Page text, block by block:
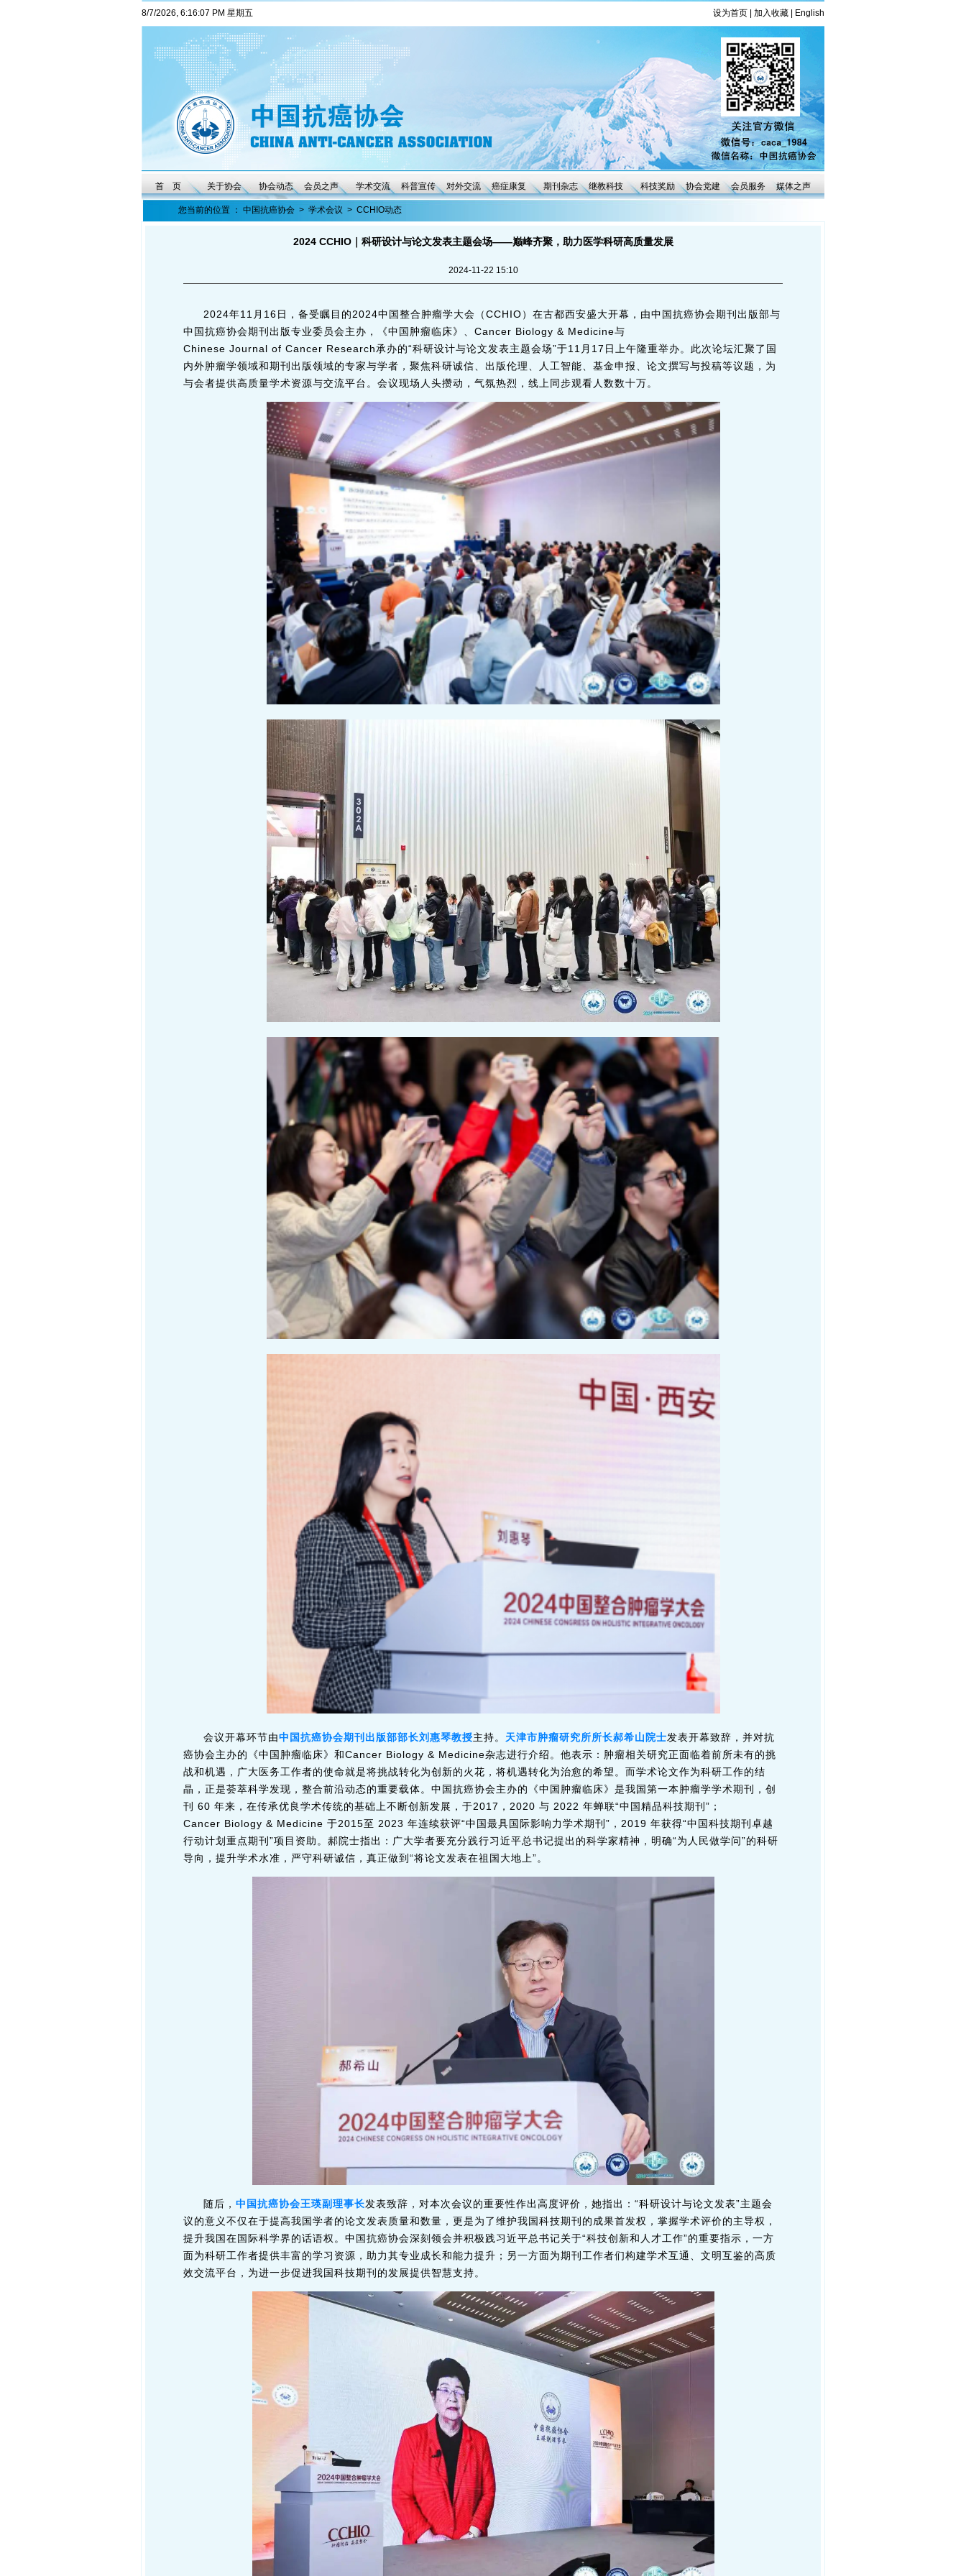
8/7/2026, 6:16:09 PM 星期五 设为首页 加入收藏 English
首 页 关于协会 协会动态 会员之声 学术交流 科普宣传 对外交流 癌症康复 期刊杂志 继教科技 科技奖励 协会党建 会员服务 媒体之声
您当前的位置 ： 中国抗癌协会 > 学术会议 > CCHIO动态
2024 CCHIO｜科研设计与论文发表主题会场——巅峰齐聚，助力医学科研高质量发展
2024-11-22 15:10
2024年11月16日，备受瞩目的2024中国整合肿瘤学大会（CCHIO）在古都西安盛大开幕，由中国抗癌协会期刊出版部与
中国抗癌协会期刊出版专业委员会主办，《中国肿瘤临床》、Cancer Biology & Medicine与
Chinese Journal of Cancer Research承办的“科研设计与论文发表主题会场”于11月17日上午隆重举办。此次论坛汇聚了国
内外肿瘤学领域和期刊出版领域的专家与学者，聚焦科研诚信、出版伦理、人工智能、基金申报、论文撰写与投稿等议题，为
与会者提供高质量学术资源与交流平台。会议现场人头攒动，气氛热烈，线上同步观看人数数十万。
会议开幕环节由中国抗癌协会期刊出版部部长刘惠琴教授主持。 天津市肿瘤研究所所长郝希山院士发表开幕致辞，并对抗
癌协会主办的《中国肿瘤临床》和Cancer Biology & Medicine杂志进行介绍。他表示：肿瘤相关研究正面临着前所未有的挑
战和机遇，广大医务工作者的使命就是将挑战转化为创新的火花，将机遇转化为治愈的希望。而学术论文作为科研工作的结
晶，正是荟萃科学发现，整合前沿动态的重要载体。中国抗癌协会主办的《中国肿瘤临床》是我国第一本肿瘤学学术期刊，创
刊 60 年来，在传承优良学术传统的基础上不断创新发展，于2017，2020 与 2022 年蝉联“中国精品科技期刊”；
Cancer Biology & Medicine 于2015至 2023 年连续获评“中国最具国际影响力学术期刊”，2019 年获得“中国科技期刊卓越
行动计划重点期刊”项目资助。郝院士指出：广大学者要充分践行习近平总书记提出的科学家精神，明确“为人民做学问”的科研
导向，提升学术水准，严守科研诚信，真正做到“将论文发表在祖国大地上”。
随后， 中国抗癌协会王瑛副理事长发表致辞，对本次会议的重要性作出高度评价，她指出：“科研设计与论文发表”主题会
议的意义不仅在于提高我国学者的论文发表质量和数量，更是为了维护我国科技期刊的成果首发权，掌握学术评价的主导权，
提升我国在国际科学界的话语权。中国抗癌协会深刻领会并积极践习近平总书记关于“科技创新和人才工作”的重要指示，一方
面为科研工作者提供丰富的学习资源，助力其专业成长和能力提升；另一方面为期刊工作者们构建学术互通、文明互鉴的高质
效交流平台，为进一步促进我国科技期刊的发展提供智慧支持。